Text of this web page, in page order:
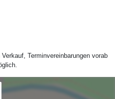
Terminvereinbarungen vorab